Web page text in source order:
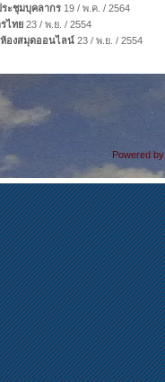
ระชุมบุคลากร 19 / พ.ค. / 2564
ไทย 23 / พ.ย. / 2554
องสมุดออนไลน์ 23 / พ.ย. / 2554
Powered by